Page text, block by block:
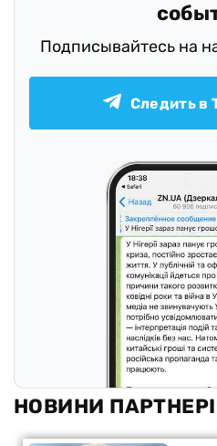
Подписывайтесь на
Следить в